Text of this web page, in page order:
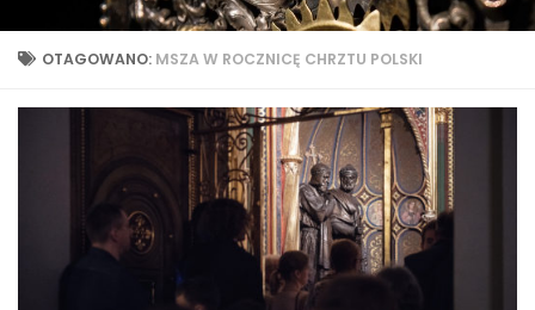
OTAGOWANO: MSZA W ROCZNICĘ CHRZTU POLSKI